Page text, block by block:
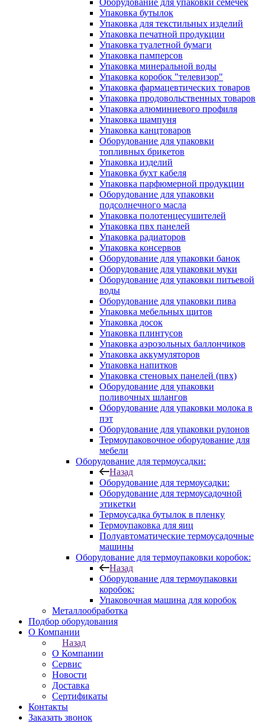
Оборудование для упаковки семечек
Упаковка бутылок
Упаковка для текстильных изделий
Упаковка печатной продукции
Упаковка туалетной бумаги
Упаковка памперсов
Упаковка минеральной воды
Упаковка коробок "телевизор"
Упаковка фармацевтических товаров
Упаковка продовольственных товаров
Упаковка алюминиевого профиля
Упаковка шампуня
Упаковка канцтоваров
Оборудование для упаковки
топливных брикетов
Упаковка изделий
Упаковка бухт кабеля
Упаковка парфюмерной продукции
Оборудование для упаковки
подсолнечного масла
Упаковка полотенцесушителей
Упаковка пвх панелей
Упаковка радиаторов
Упаковка консервов
Оборудование для упаковки банок
Оборудование для упаковки муки
Оборудование для упаковки питьевой
воды
Оборудование для упаковки пива
Упаковка мебельных щитов
Упаковка досок
Упаковка плинтусов
Упаковка аэрозольных баллончиков
Упаковка аккумуляторов
Упаковка напитков
Упаковка стеновых панелей (пвх)
Оборудование для упаковки
поливочных шлангов
Оборудование для упаковки молока в
пэт
Оборудование для упаковки рулонов
Термоупаковочное оборудование для
мебели
Оборудование для термоусадки:
Назад
Оборудование для термоусадки:
Оборудование для термоусадочной
этикетки
Термоусадка бутылок в пленку
Термоупаковка для яиц
Полуавтоматические термоусадочные
машины
Оборудование для термоупаковки коробок:
Назад
Оборудование для термоупаковки
коробок:
Упаковочная машина для коробок
Металлообработка
Подбор оборудования
О Компании
Назад
О Компании
Сервис
Новости
Доставка
Сертификаты
Контакты
Заказать звонок